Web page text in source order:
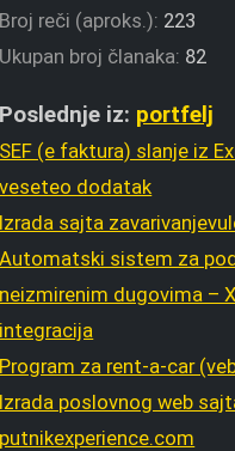
Broj reči (aproks.): 223
Ukupan broj članaka: 82
Poslednje iz: portfelj
SEF (e faktura) slanje iz
veseteo dodatak
Izrada sajta
Automatski sistem za
neizmirenim dugovima –
integracija
Program za rent-a-car
Izrada poslovnog web
putnikexperience.com